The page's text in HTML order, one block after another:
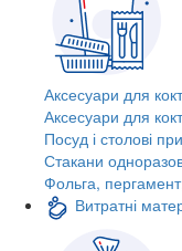
Аксесуари для
Аксесуари для
Посуд і столові
Стакани
Фольга,
Витратні